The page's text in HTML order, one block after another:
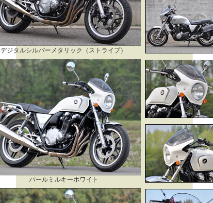
デジタルシルバーメタリック（ストライプ）
パールミルキーホワイト